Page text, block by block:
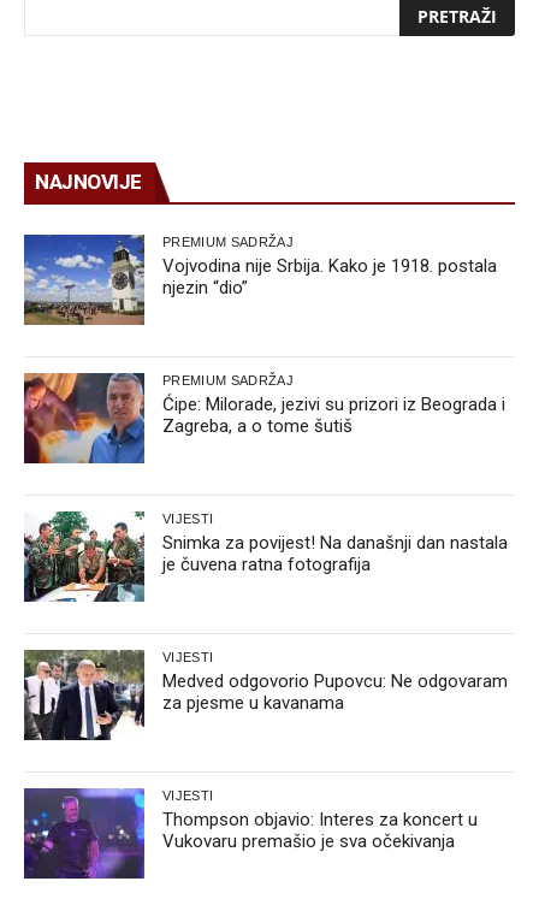
NAJNOVIJE
PREMIUM SADRŽAJ
Vojvodina nije Srbija. Kako je 1918. postala
njezin “dio”
PREMIUM SADRŽAJ
Ćipe: Milorade, jezivi su prizori iz Beograda i
Zagreba, a o tome šutiš
VIJESTI
Snimka za povijest! Na današnji dan nastala
je čuvena ratna fotografija
VIJESTI
Medved odgovorio Pupovcu: Ne odgovaram
za pjesme u kavanama
VIJESTI
Thompson objavio: Interes za koncert u
Vukovaru premašio je sva očekivanja